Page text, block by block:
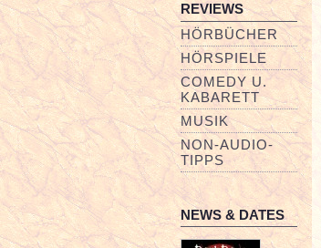
REVIEWS
HÖRBÜCHER
HÖRSPIELE
COMEDY U.
KABARETT
MUSIK
NON-AUDIO-
TIPPS
NEWS & DATES